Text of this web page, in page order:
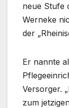
neue Stufe
Werneke
der
Er nannte
Versorger.
zum